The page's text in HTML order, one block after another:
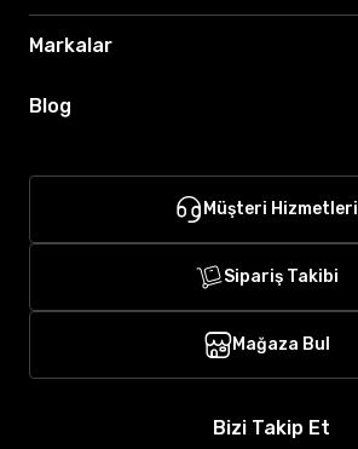
Markalar
Blog
Müşteri Hizmetleri
Sipariş Takibi
Mağaza Bul
Bizi Takip Et